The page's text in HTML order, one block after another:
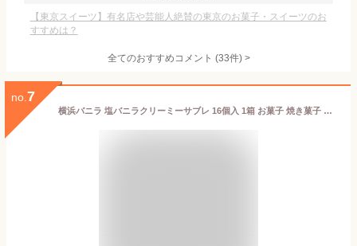
【東京スイーツ】有名店や芸能人絶賛の東京のお菓子・スイーツのお
すすめは？
全てのおすすめコメント (33件) >
no. 7
横浜バニラ 塩バニラクリーミーサブレ 16個入 1箱 お菓子 焼き菓子 洋菓子 サブレ プレゼント お返し 人気